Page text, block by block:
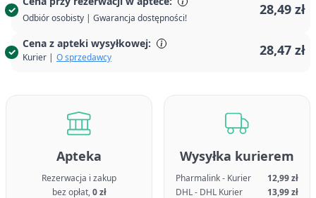
Odbiór osobisty | Gwarancja dostępności!
28,49 zł
Cena z apteki wysyłkowej:
Kurier | O sprzedawcy 28,47 zł
Apteka
Rezerwacja i zakup
bez opłat,0 zł
Wysyłka kurierem
Pharmalink - Kurier
12,99 zł
DHL - DHL Kurier
13,99 zł